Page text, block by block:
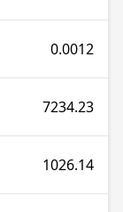
0.0012
7234.23
1026.14